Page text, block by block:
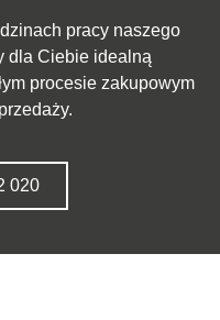
pracy naszego
dla Ciebie idealną
procesie zakupowym
020